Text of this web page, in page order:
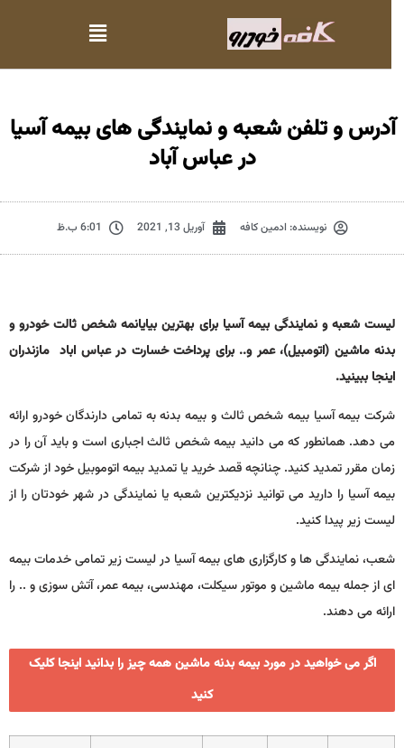
آدرس و تلفن شعبه و نمایندگی های بیمه آسیا
در عباس آباد
نویسنده:ادمین کافه آوریل 13, 2021 6:01 ب.ظ
لیست شعبه و نمایندگی بیمه آسیا برای بهترین بیایانمه شخص ثالت خودرو و
بدنه ماشین (اتومبیل)، عمر و.. برای پرداخت خسارت در عباس اباد مازندران
اینجا ببینید.
شرکت بیمه آسیا بیمه شخص ثالث و بیمه بدنه به تمامی دارندگان خودرو ارائه
می دهد. همانطور که می دانید بیمه شخص ثالث اجباری است و باید آن را در
زمان مقرر تمدید کنید. چنانچه قصد خرید یا تمدید بیمه اتوموبیل خود از شرکت
بیمه آسیا را دارید می توانید نزدیکترین شعبه یا نمایندگی در شهر خودتان را از
لیست زیر پیدا کنید.
شعب، نمایندگی ها و کارگزاری های بیمه آسیا در لیست زیر تمامی خدمات بیمه
ای از جمله بیمه ماشین و موتور سیکلت، مهندسی، بیمه عمر، آتش سوزی و .. را
ارائه می دهند.
اگر می خواهید در مورد بیمه بدنه ماشین همه چیز را بدانید اینجا کلیک
کنید